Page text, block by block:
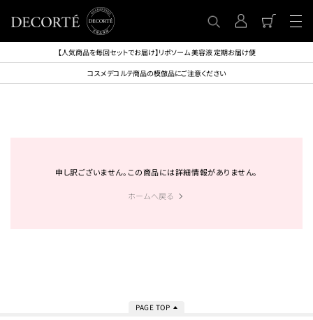
【人気商品を毎回セットでお届け】リポソーム 美容液 定期お届け便
コスメデコルテ商品の模倣品にご注意ください
申し訳ございません。この商品には詳細情報がありません。
ホームへ戻る
PAGE TOP